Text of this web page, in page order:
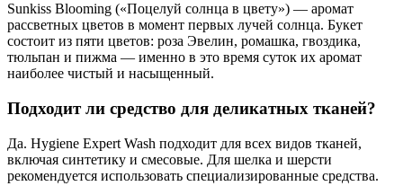
Sunkiss Blooming («Поцелуй солнца в цвету») — аромат
рассветных цветов в момент первых лучей солнца. Букет
состоит из пяти цветов: роза Эвелин, ромашка, гвоздика,
тюльпан и пижма — именно в это время суток их аромат
наиболее чистый и насыщенный.
Подходит ли средство для деликатных тканей?
Да. Hygiene Expert Wash подходит для всех видов тканей,
включая синтетику и смесовые. Для шелка и шерсти
рекомендуется использовать специализированные средства.